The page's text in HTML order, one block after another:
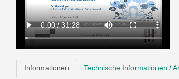
Informationen Technische Informationen /